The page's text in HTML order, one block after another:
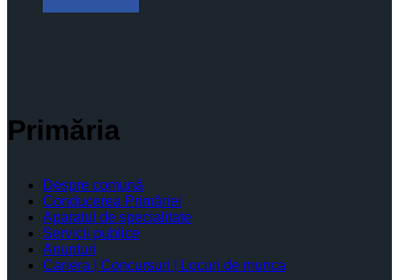
Primăria
Despre comună
Conducerea Primăriei
Aparatul de specialitate
Servicii publice
Anunturi
Cariera | Concursuri | Locuri de munca